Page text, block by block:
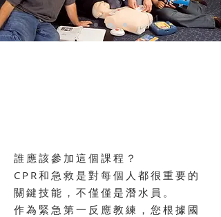
誰應該參加這個課程？
CPR和急救是對每個人都很重要的
關鍵技能，不僅僅是潛水員。
作為緊急第一反應教練，您根據國